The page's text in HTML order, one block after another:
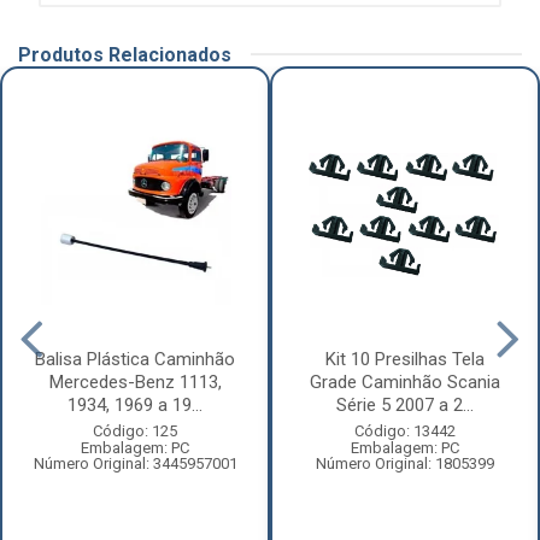
Produtos Relacionados
Balisa Plástica Caminhão
Mercedes-Benz 1113,
1934, 1969 a 19...
Código: 125
Embalagem: PC
Número Original: 3445957001
Kit 10 Presilhas Tela
Grade Caminhão Scania
Série 5 2007 a 2...
Código: 13442
Embalagem: PC
Número Original: 1805399